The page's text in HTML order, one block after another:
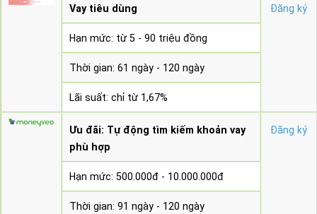
Vay tiêu dùng Đăng ký
Hạn mức: từ 5 - 90 triệu đồng
Thời gian: 61 ngày - 120 ngày
Lãi suất: chỉ từ 1,67%
Ưu đãi: Tự động tìm kiếm khoản vay
phù hợp
Đăng ký
Hạn mức: 500.000đ - 10.000.000đ
Thời gian: 91 ngày - 120 ngày